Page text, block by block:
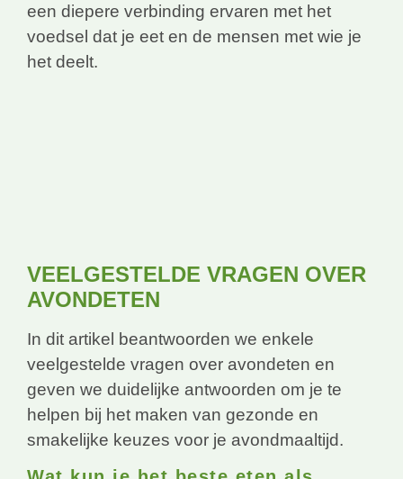
een diepere verbinding ervaren met het
voedsel dat je eet en de mensen met wie je
het deelt.
VEELGESTELDE VRAGEN OVER
AVONDETEN
In dit artikel beantwoorden we enkele
veelgestelde vragen over avondeten en
geven we duidelijke antwoorden om je te
helpen bij het maken van gezonde en
smakelijke keuzes voor je avondmaaltijd.